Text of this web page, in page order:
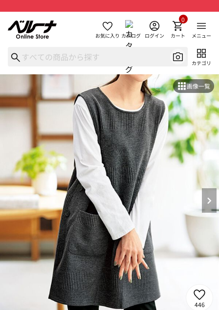
お気に入り カタログ ログイン カート
0
メニュー
カテゴリ
画像一覧
446